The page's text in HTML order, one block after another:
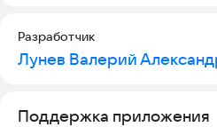
Онлайн Дом — это простой и
жителей, которые хотят
Разработчик
Поддержка приложения